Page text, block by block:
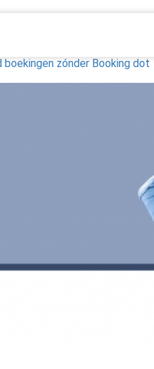
boekingen zónder Booking dot